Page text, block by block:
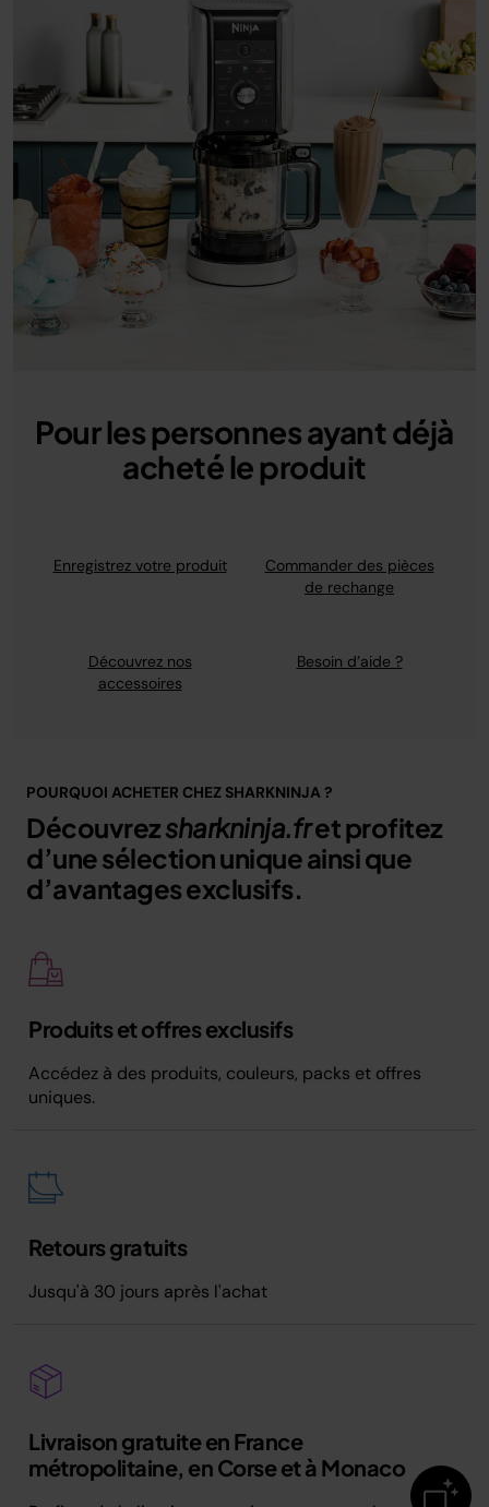
Pour les personnes ayant déjà
acheté le produit
Enregistrez votre produit
Commander des pièces
de rechange
Découvrez nos
accessoires
Besoin d’aide ?
POURQUOI ACHETER CHEZ SHARKNINJA ?
Découvrezsharkninja.fret profitez
d’une sélection unique ainsi que
d’avantages exclusifs.
Produits et offres exclusifs
Accédez à des produits, couleurs, packs et offres
uniques.
Retours gratuits
Jusqu'à 30 jours après l'achat
Livraison gratuite en France
métropolitaine, en Corse et à Monaco